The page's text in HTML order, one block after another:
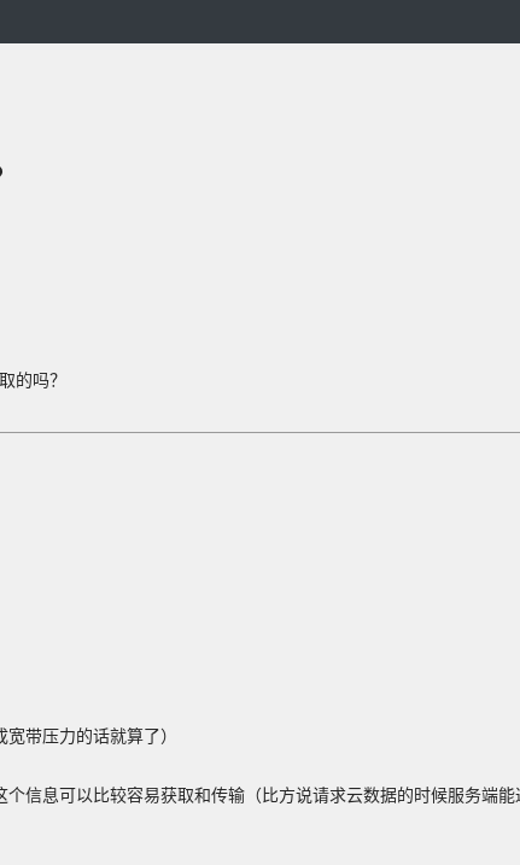
的吗？
带压力的话就算了）
信息可以比较容易获取和传输（比方说请求云数据的时候服务端